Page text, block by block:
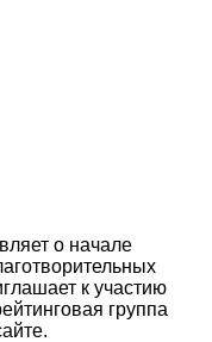
о начале
к участию
группа